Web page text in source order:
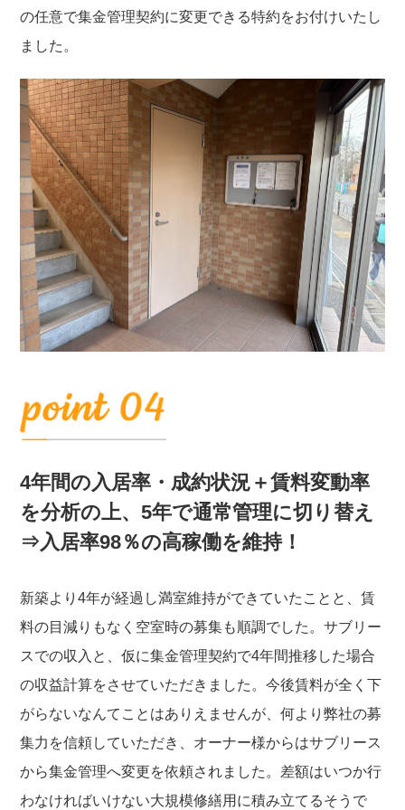
の任意で集金管理契約に変更できる特約をお付けいたし
ました。
4年間の入居率・成約状況＋賃料変動率
を分析の上、5年で通常管理に切り替え
⇒入居率98％の高稼働を維持！
新築より4年が経過し満室維持ができていたことと、賃
料の目減りもなく空室時の募集も順調でした。サブリー
スでの収入と、仮に集金管理契約で4年間推移した場合
の収益計算をさせていただきました。今後賃料が全く下
がらないなんてことはありえませんが、何より弊社の募
集力を信頼していただき、オーナー様からはサブリース
から集金管理へ変更を依頼されました。差額はいつか行
わなければいけない大規模修繕用に積み立てるそうで